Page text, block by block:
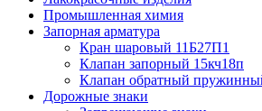
Промышленная химия
Запорная арматура
Кран шаровый 11Б27П1
Клапан запорный 15кч18п
Клапан обратный
Дорожные знаки